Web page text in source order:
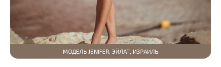
МОДЕЛЬ JENIFER, ЭЙЛАТ, ИЗРАИЛЬ